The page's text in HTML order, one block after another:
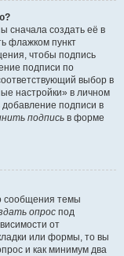
сначала создать её в
флажком пункт
чтобы подпись
подписи по
выбор в
настройки» в личном
подписи в
подпись в форме
сообщения темы
опрос под
от
или формы, то вы
и как минимум два